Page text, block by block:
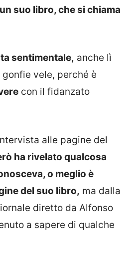
suo libro, che si chiama
sentimentale, anche lì
vele, perché è
con il fidanzato
alle pagine del
ha rivelato qualcosa
o meglio è
del suo libro, ma dalla
diretto da Alfonso
a sapere di qualche